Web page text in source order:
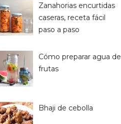
Zanahorias encurtidas
caseras, receta fácil
paso a paso
Cómo preparar agua de
frutas
Bhaji de cebolla